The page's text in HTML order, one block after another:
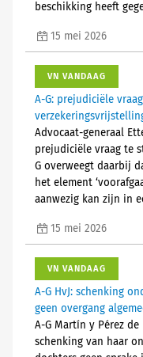
beschikking heeft
15 mei 2026
VN VANDAAG
A-G: prejudiciële
Advocaat-generaal
prejudiciële vraag te
G overweegt daarbij
het element
aanwezig kan zijn in
15 mei 2026
VN VANDAAG
A-G HvJ: schenking
geen overgang
A-G Martín y Pérez
schenking van haar